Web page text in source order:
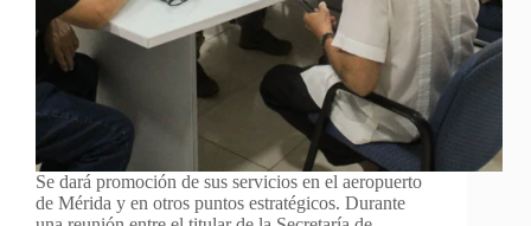
Se dará promoción de sus servicios en el aeropuerto
de Mérida y en otros puntos estratégicos. Durante